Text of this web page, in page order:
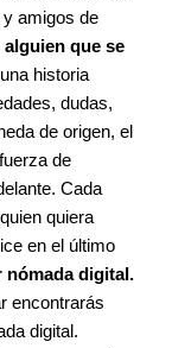
amigos de
que se
historia
dudas,
de origen, el
de
Cada
quiera
en el último
nómada digital.
encontrarás
digital.